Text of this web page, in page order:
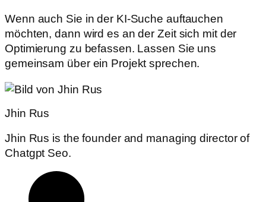
Wenn auch Sie in der KI-Suche auftauchen
möchten, dann wird es an der Zeit sich mit der
Optimierung zu befassen. Lassen Sie uns
gemeinsam über ein Projekt sprechen.
Jhin Rus
Jhin Rus is the founder and managing director of
Chatgpt Seo.